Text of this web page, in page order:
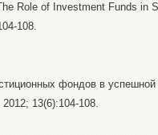
Role of Investment Funds in
108.
фондов в успешной
2012; 13(6):104-108.